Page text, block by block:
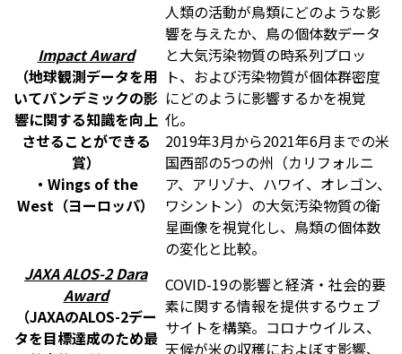
Impact Award
（地球観測データを用
いてパンデミックの影
響に関する知識を向上
させることができる
賞）
・Wings of the
West（ヨーロッパ）
人類の活動が鳥類にどのような影
響を与えたか、鳥の個体数データ
と大気汚染物質の時系列プロッ
ト、および汚染物質が個体群密度
にどのように影響するかを視覚
化。
2019年3月から2021年6月までの米
国西部の5つの州（カリフォルニ
ア、アリゾナ、ハワイ、オレゴン、
ワシントン）の大気汚染物質の衛
星画像を視覚化し、鳥類の個体数
の変化と比較。
JAXA ALOS-2 Dara
Award
（JAXAのALOS-2デー
タを目標達成のため最
COVID-19の影響と経済・社会的要
素に関する情報を提供するウェブ
サイトを構築。コロナウイルス、
天候が米の収穫におよぼす影響、